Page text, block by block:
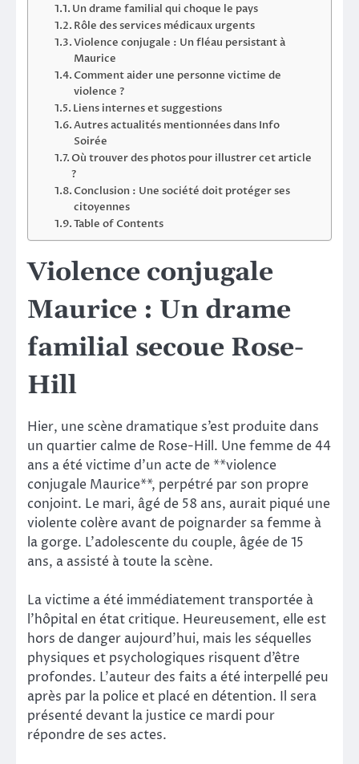
Un drame familial qui choque le pays
Rôle des services médicaux urgents
Violence conjugale : Un fléau persistant à
Maurice
Comment aider une personne victime de
violence ?
Liens internes et suggestions
Autres actualités mentionnées dans Info
Soirée
Où trouver des photos pour illustrer cet article
?
Conclusion : Une société doit protéger ses
citoyennes
Table of Contents
Violence conjugale
Maurice : Un drame
familial secoue Rose-
Hill
Hier, une scène dramatique s’est produite dans
un quartier calme de Rose-Hill. Une femme de 44
ans a été victime d’un acte de **violence
conjugale Maurice**, perpétré par son propre
conjoint. Le mari, âgé de 58 ans, aurait piqué une
violente colère avant de poignarder sa femme à
la gorge. L’adolescente du couple, âgée de 15
ans, a assisté à toute la scène.
La victime a été immédiatement transportée à
l’hôpital en état critique. Heureusement, elle est
hors de danger aujourd’hui, mais les séquelles
physiques et psychologiques risquent d’être
profondes. L’auteur des faits a été interpellé peu
après par la police et placé en détention. Il sera
présenté devant la justice ce mardi pour
répondre de ses actes.